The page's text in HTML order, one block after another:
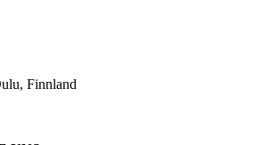
Finnland